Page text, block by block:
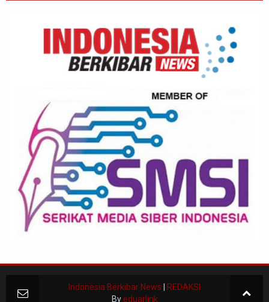
Indonesia Berkibar News
REDAKSI
Byeduarlink